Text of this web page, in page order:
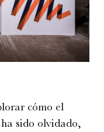
cómo el
sido olvidado,